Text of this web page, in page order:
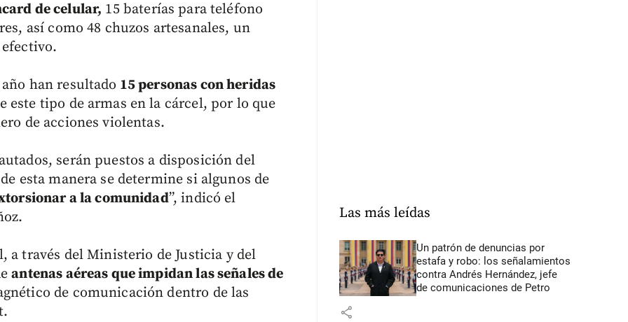
de celular, 15 baterías para teléfono
así como 48 chuzos artesanales, un
han resultado 15 personas con heridas
este tipo de armas en la cárcel, por lo que
de acciones violentas.
serán puestos a disposición del
esta manera se determine si algunos de
a la comunidad”, indicó el
a través del Ministerio de Justicia y del
antenas aéreas que impidan las señales de
de comunicación dentro de las
Las más leídas
Un patrón de denuncias por
estafa y robo: los señalamientos
contra Andrés Hernández, jefe
de comunicaciones de Petro
share